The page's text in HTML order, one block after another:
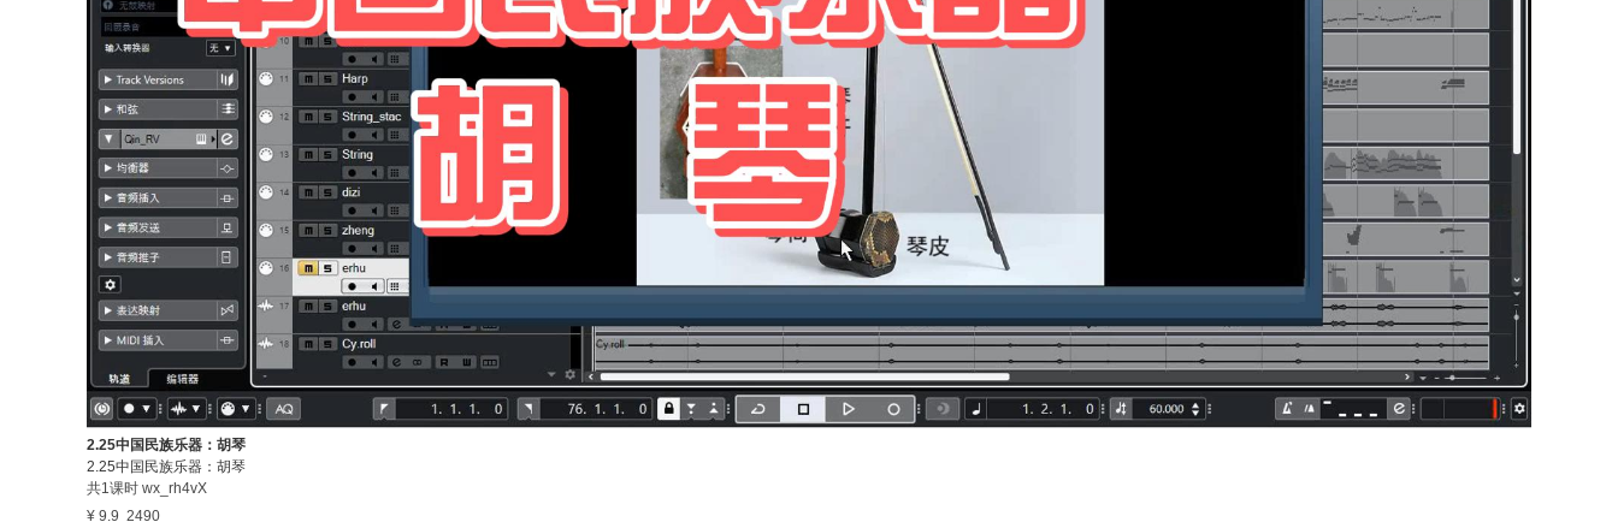
2.25中国民族乐器：胡琴
2.25中国民族乐器：胡琴
共1课时 wx_rh4vX
¥ 9.9 2490